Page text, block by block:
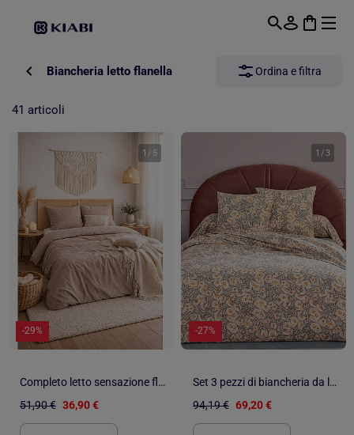
Biancheria letto flanella Ordina e filtra
41 articoli
1 / 5
-29%
Completo letto sensazione flanella
51,90 € 36,90 €
1 /3
-27%
Set 3 pezzi di biancheria da letto in flanella con fogliame + federe
94,19 € 69,20 €